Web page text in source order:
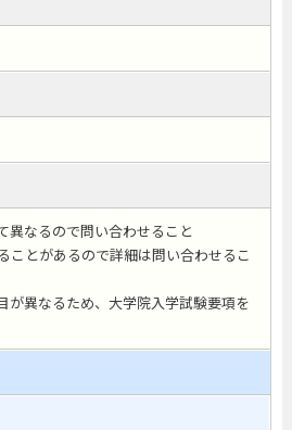
異なるので問い合わせること
ことがあるので詳細は問い合わせるこ
が異なるため、大学院入学試験要項を